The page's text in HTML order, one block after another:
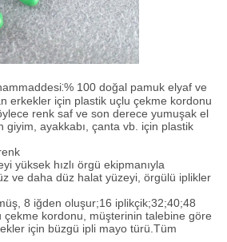
:% 100 doğal pamuk elyaf ve
erkekler için plastik uçlu çekme kordonu
renk saf ve son derece yumuşak el
giyim, ayakkabı, çanta vb. için plastik
yüksek hızlı örgü ekipmanıyla
ve daha düz halat yüzeyi, örgülü iplikler
8 iğden oluşur;16 iplikçik;32;40;48
çekme kordonu, müşterinin talebine göre
için büzgü ipli mayo türü.Tüm